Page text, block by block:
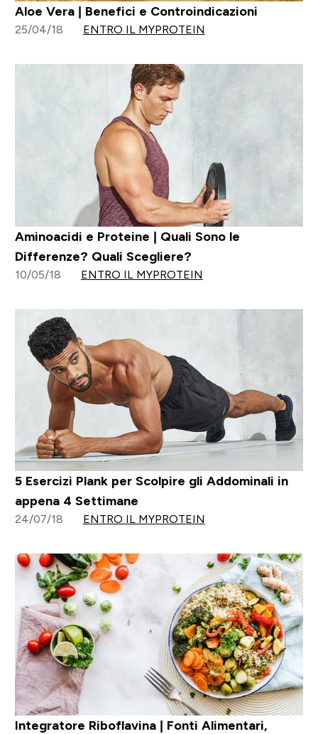
Aloe Vera | Benefici e Controindicazioni
25/04/18 ENTRO IL MYPROTEIN
Aminoacidi e Proteine | Quali Sono le
Differenze? Quali Scegliere?
10/05/18 ENTRO IL MYPROTEIN
5 Esercizi Plank per Scolpire gli Addominali in
appena 4 Settimane
24/07/18 ENTRO IL MYPROTEIN
Integratore Riboflavina | Fonti Alimentari,